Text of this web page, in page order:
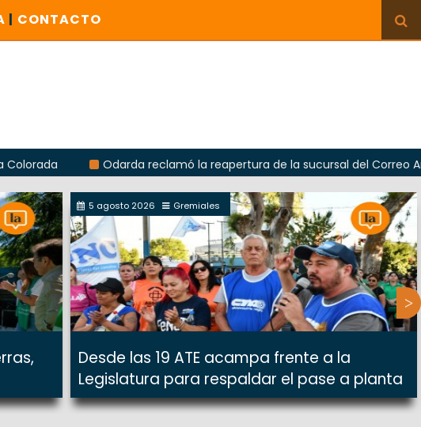
| CONTACTO
Odarda reclamó la reapertura de la sucursal del Correo Argentino
5 agosto 2026 Gremiales
Desde las 19 ATE acampa frente a la
Legislatura para respaldar el pase a planta